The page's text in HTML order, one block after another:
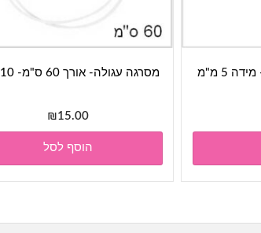
מסרגה עגולה- אורך 60 ס"מ- 10 מ"מ
₪15.00
הוסף לסל